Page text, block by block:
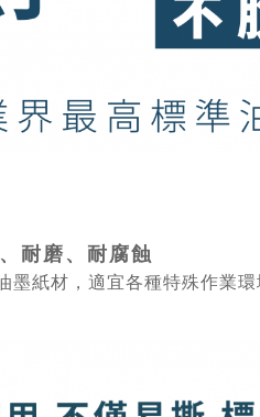
耐磨、耐腐蝕
紙材，適宜各種特殊作業環